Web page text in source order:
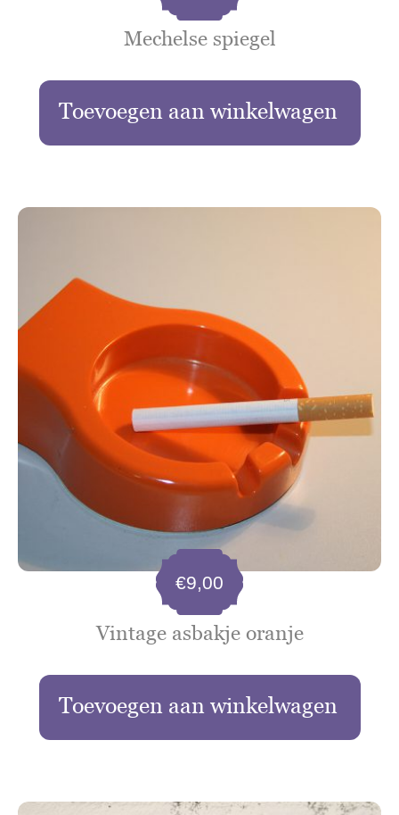
Mechelse spiegel
Toevoegen aan winkelwagen
Vintage asbakje oranje
€9,00
Toevoegen aan winkelwagen